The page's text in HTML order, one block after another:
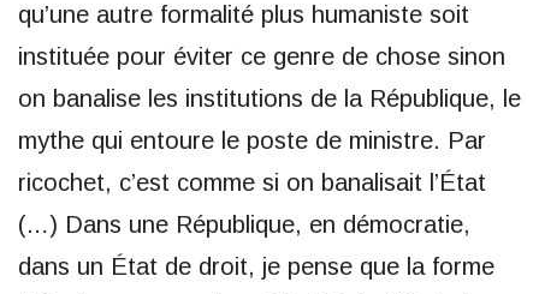
qu’une autre formalité plus humaniste soit
instituée pour éviter ce genre de chose sinon
on banalise les institutions de la République, le
mythe qui entoure le poste de ministre. Par
ricochet, c’est comme si on banalisait l’État
(…) Dans une République, en démocratie,
dans un État de droit, je pense que la forme